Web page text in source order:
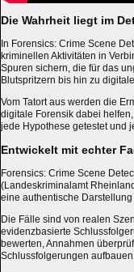
Die Wahrheit liegt im
In Forensics: Crime Scene
kriminellen Aktivitäten in
Spuren sichern, die für das
Blutspritzern bis hin zu
Vom Tatort aus werden die
digitale Forensik dabei
jede Hypothese getestet und
Entwickelt mit echter
Forensics: Crime Scene
(Landeskriminalamt
eine authentische
Die Fälle sind von realen
evidenzbasierte
bewerten, Annahmen
Schlussfolgerungen